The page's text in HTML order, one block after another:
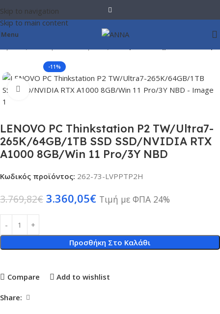
Skip to navigation
Skip to main content
Menu
-11%
Click to enlarge
LENOVO PC Thinkstation P2 TW/Ultra7-
265K/64GB/1TB SSD SSD/NVIDIA RTX
A1000 8GB/Win 11 Pro/3Y NBD
Κωδικός προϊόντος: 262-73-LVPPTP2H
3.769,82€ 3.360,05€ Τιμή με ΦΠΑ 24%
Προσθήκη Στο Καλάθι
Compare Add to wishlist
Share: